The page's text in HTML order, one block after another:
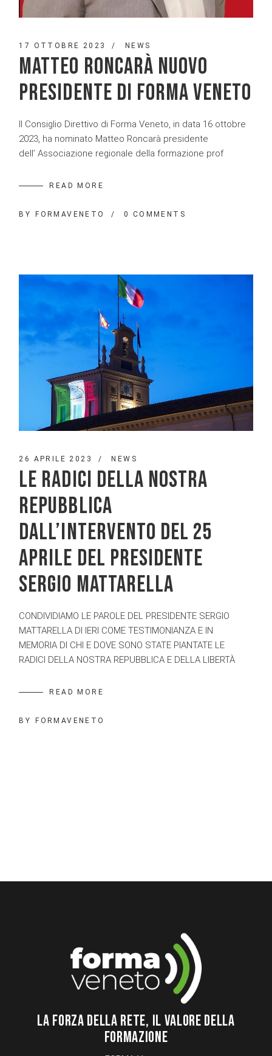
17 OTTOBRE 2023 NEWS
MATTEO RONCARÀ NUOVO
PRESIDENTE DI FORMA VENETO
Il Consiglio Direttivo di Forma Veneto, in data 16 ottobre
2023, ha nominato Matteo Roncarà presidente
dell’ Associazione regionale della formazione prof
READ MORE
BY FORMAVENETO 0 COMMENTS
26 APRILE 2023 NEWS
LE RADICI DELLA NOSTRA
REPUBBLICA
DALL’INTERVENTO DEL 25
APRILE DEL PRESIDENTE
SERGIO MATTARELLA
CONDIVIDIAMO LE PAROLE DEL PRESIDENTE SERGIO
MATTARELLA DI IERI COME TESTIMONIANZA E IN
MEMORIA DI CHI E DOVE SONO STATE PIANTATE LE
RADICI DELLA NOSTRA REPUBBLICA E DELLA LIBERTÀ
READ MORE
BY FORMAVENETO
LA FORZA DELLA RETE, IL VALORE DELLA
FORMAZIONE